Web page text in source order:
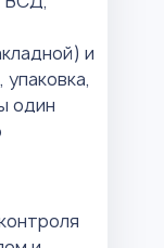
и
один